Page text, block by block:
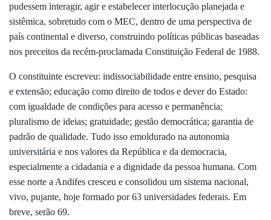
pudessem interagir, agir e estabelecer interlocução planejada e
sistêmica, sobretudo com o MEC, dentro de uma perspectiva de
país continental e diverso, construindo políticas públicas baseadas
nos preceitos da recém-proclamada Constituição Federal de 1988.
O constituinte escreveu: indissociabilidade entre ensino, pesquisa
e extensão; educação como direito de todos e dever do Estado:
com igualdade de condições para acesso e permanência;
pluralismo de ideias; gratuidade; gestão democrática; garantia de
padrão de qualidade. Tudo isso emoldurado na autonomia
universitária e nos valores da República e da democracia,
especialmente a cidadania e a dignidade da pessoa humana. Com
esse norte a Andifes cresceu e consolidou um sistema nacional,
vivo, pujante, hoje formado por 63 universidades federais. Em
breve, serão 69.